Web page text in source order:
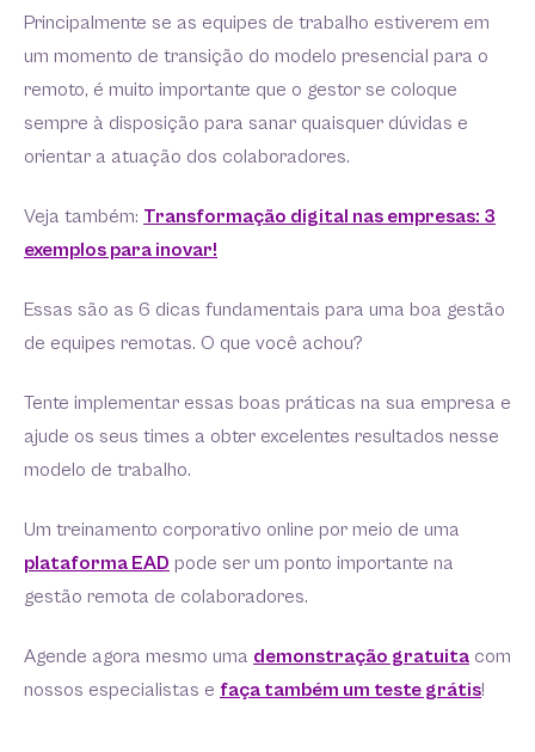
Principalmente se as equipes de trabalho estiverem em
um momento de transição do modelo presencial para o
remoto, é muito importante que o gestor se coloque
sempre à disposição para sanar quaisquer dúvidas e
orientar a atuação dos colaboradores.
Veja também: Transformação digital nas empresas: 3
exemplos para inovar!
Essas são as 6 dicas fundamentais para uma boa gestão
de equipes remotas. O que você achou?
Tente implementar essas boas práticas na sua empresa e
ajude os seus times a obter excelentes resultados nesse
modelo de trabalho.
Um treinamento corporativo online por meio de uma
plataforma EAD pode ser um ponto importante na
gestão remota de colaboradores.
Agende agora mesmo uma demonstração gratuita com
nossos especialistas e faça também um teste grátis!